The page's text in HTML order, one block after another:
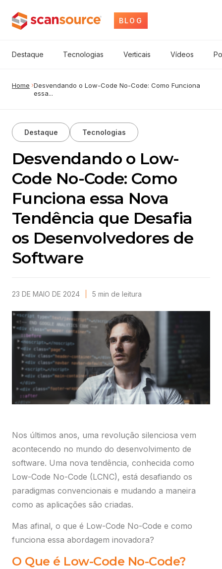
BLOG
Destaque Tecnologias Verticais Vídeos
Home Desvendando o Low-Code No-Code: Como Funciona
essa...
Destaque Tecnologias
Desvendando o Low-
Code No-Code: Como
Funciona essa Nova
Tendência que Desafia
os Desenvolvedores de
Software
23 DE MAIO DE 2024 5 min de leitura
Nos últimos anos, uma revolução silenciosa vem
acontecendo no mundo do desenvolvimento de
software. Uma nova tendência, conhecida como
Low-Code No-Code (LCNC), está desafiando os
paradigmas convencionais e mudando a maneira
como as aplicações são criadas.
Mas afinal, o que é Low-Code No-Code e como
funciona essa abordagem inovadora?
O Que é Low-Code No-Code?